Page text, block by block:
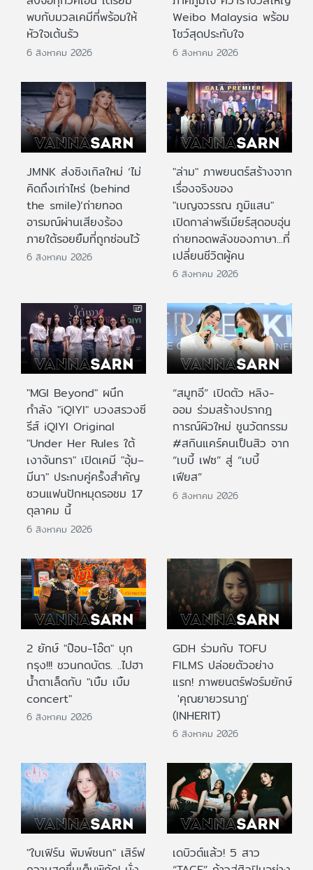
พบกับมวลเคมีที่พร้อมให้
หัวใจเต้นรัว
6 สิงหาคม 2026
Weibo Malaysia พร้อม
โชว์สุดประทับใจ
6 สิงหาคม 2026
JMNK ส่งซิงเกิลใหม่ ‘ไม่
คิดถึงเท่าไหร่ (behind
the smile)’ถ่ายทอด
อารมณ์ผ่านเสียงร้อง
ภายใต้รอยยิ้มที่ถูกซ่อนไว้
6 สิงหาคม 2026
"ล่าม" ภาพยนตร์สร้างจาก
เรื่องจริงของ
"เบญจวรรณ ภูมิแสน"
เปิดกาล่าพรีเมียร์สุดอบอุ่น
ถ่ายทอดพลังของภาษา...ที่
เปลี่ยนชีวิตผู้คน
6 สิงหาคม 2026
"MGI Beyond" ผนึก
กำลัง "iQIYI" บวงสรวงซี
รีส์ iQIYI Original
"Under Her Rules ใต้
เงาจันทรา" เปิดเคมี "อุ้ม–
มีนา" ประกบคู่ครั้งสำคัญ
ชวนแฟนปักหมุดรอชม 17
ตุลาคม นี้
6 สิงหาคม 2026
“สมูทอี” เปิดตัว หลิง-
ออม ร่วมสร้างปรากฎ
การณ์ผิวใหม่ ชูนวัตกรรม
#สกินแคร์คนเป็นสิว จาก
“เบบี้ เฟซ” สู่ “เบบี้
เฟียส”
6 สิงหาคม 2026
2 ยักษ์ "ป๊อบ-โอ๊ต" บุก
กรุง!!! ชวนกดบัตร. ..ไปฮา
น้ำตาเล็ดกับ "เบิ้ม เบิ้ม
concert"
6 สิงหาคม 2026
GDH ร่วมกับ TOFU
FILMS ปล่อยตัวอย่าง
แรก! ภาพยนตร์ฟอร์มยักษ์
'คุณยายวรนาฏ'
(INHERIT)
6 สิงหาคม 2026
"ใบเฟิร์น พิมพ์ชนก" เสิร์ฟ
เดบิวต์แล้ว! 5 สาว